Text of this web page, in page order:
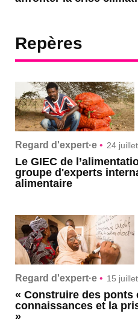
Repères
Regard d'expert·e • 24
Le GIEC de
groupe d'experts
alimentaire
Regard d'expert·e • 15
« Construire des ponts
connaissances et la
»